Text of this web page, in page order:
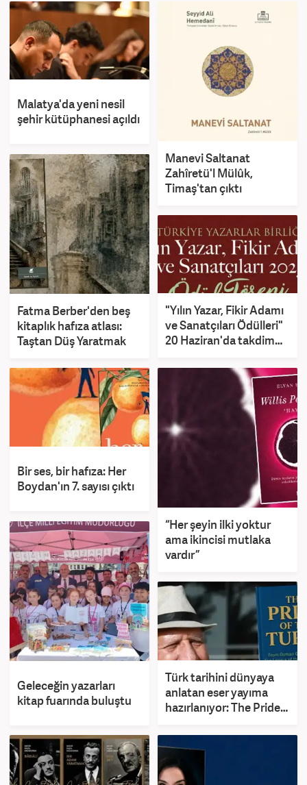
Malatya'da yeni nesil
şehir kütüphanesi açıldı
Manevi Saltanat
Zahîretü'l Mülûk,
Timaş'tan çıktı
Fatma Berber'den beş
kitaplık hafıza atlası:
Taştan Düş Yaratmak
"Yılın Yazar, Fikir Adamı
ve Sanatçıları Ödülleri"
20 Haziran'da takdim
Bir ses, bir hafıza: Her
Boydan'ın 7. sayısı çıktı
“Her şeyin ilki yoktur
ama ikincisi mutlaka
vardır”
Geleceğin yazarları
kitap fuarında buluştu
Türk tarihini dünyaya
anlatan eser yayıma
hazırlanıyor: The Pride